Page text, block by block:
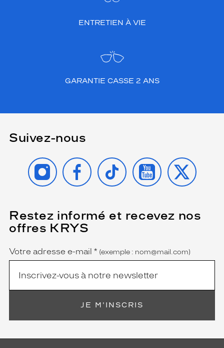
ENTRETIEN À VIE
GARANTIE CASSE 2 ANS
Suivez-nous
INSTAGRAMFACEBOOK
TIKTOK YOUTUBE
X
Restez informé et recevez nos
offres KRYS
Name
Votre adresse e-mail *
(Ce
champ
est
obligatoire)
(exemple : nom@mail.com)
JE M'INSCRIS